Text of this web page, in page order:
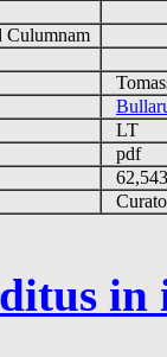
Culumnam
LT
pdf
in